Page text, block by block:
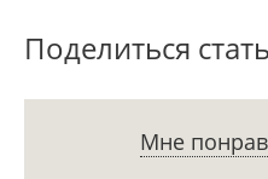
Поделиться
Мне